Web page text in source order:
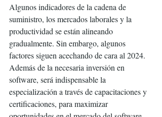
Algunos indicadores de la cadena de
suministro, los mercados laborales y la
productividad se están alineando
gradualmente. Sin embargo, algunos
factores siguen acechando de cara al 2024.
Además de la necesaria inversión en
software, será indispensable la
especialización a través de capacitaciones y
certificaciones, para maximizar